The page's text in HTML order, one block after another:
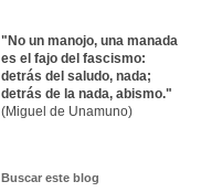
"No un manojo, una manada
es el fajo del fascismo:
detrás del saludo, nada;
detrás de la nada, abismo."
(Miguel de Unamuno)
Buscar este blog